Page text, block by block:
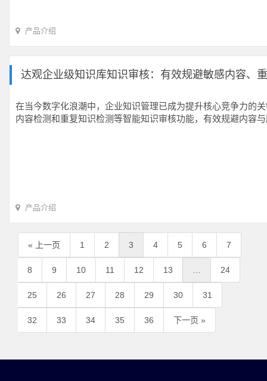
产品介绍
达观企业级知识库知识审核：有效规避敏感内容、
在当今数字化浪潮中，企业知识管理已成为提升核心竞争力的
内容检测和重复知识检测等智能知识审核功能，有效规避内
产品介绍
« 上一页 1 2 3 4 5 6 7
8 9 10 11 12 13 24
25 26 27 28 29 30 31
32 33 34 35 36 下一页 »